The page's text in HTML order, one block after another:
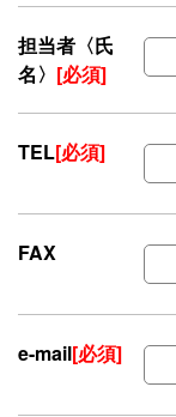
担当者〈氏
名〉 [必須]
TEL[必須]
FAX
e-mail[必須]